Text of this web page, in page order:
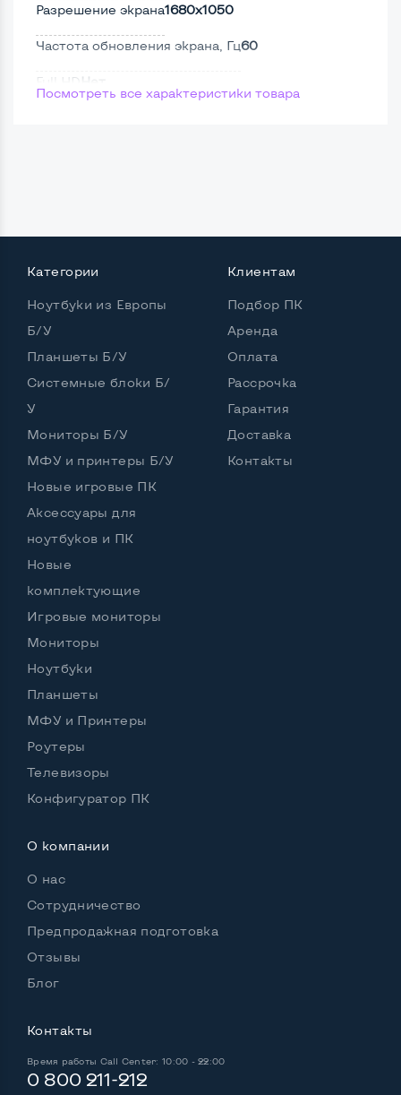
Разрешение экрана1680x1050
Частота обновления экрана, Гц60
Full HD Нет
Мощность:
Частота процессора (базовая-максимальная)
Intel Core 2 Duo (2,80 GHz)
Тип оперативной памяти
DDR2
Возможности видеокарты:
Тип видеокарты
Видеопроцессор ноутбука
Размер видеопамяти, Гб
Удобство пользования:
Материал корпуса
Подсветка клавиатуры
Русские и украинские буквы на клавиатуре
Операционная система
Разъемы подключения:
Выход Display port
Выход mini Display port
Посмотреть все характеристики товара
Категории
Ноутбуки из Европы
Б/У
Планшеты Б/У
Системные блоки Б/
У
Мониторы Б/У
МФУ и принтеры Б/У
Новые игровые ПК
Аксессуары для
ноутбуков и ПК
Новые
комплектующие
Игровые мониторы
Мониторы
Ноутбуки
Планшеты
МФУ и Принтеры
Роутеры
Телевизоры
Конфигуратор ПК
Клиентам
Подбор ПК
Аренда
Оплата
Рассрочка
Гарантия
Доставка
Контакты
О компании
О нас
Сотрудничество
Предпродажная подготовка
Отзывы
Блог
Контакты
Время работы Call Center: 10:00 - 22:00
0 800 211-212